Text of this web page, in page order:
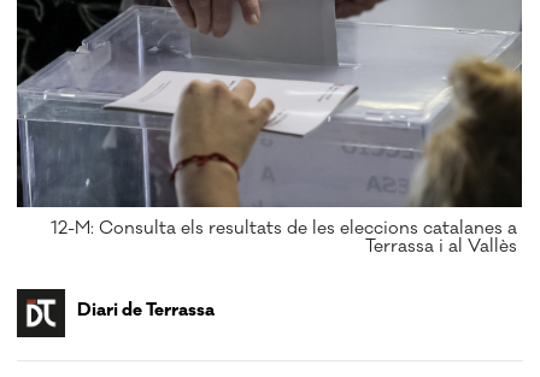
12-M: Consulta els resultats de les eleccions catalanes a
Terrassa i al Vallès
Diari de Terrassa